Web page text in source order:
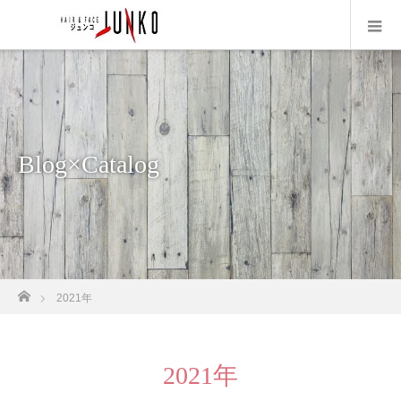
Blog×Catalog
ホーム
2021年
2021年